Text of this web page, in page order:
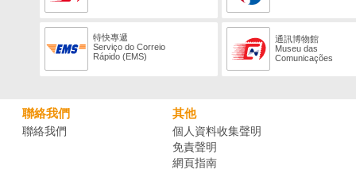
特快專遞
Serviço do Correio
Rápido (EMS)
通訊博物館
Museu das
Comunicações
聯絡我們
聯絡我們
其他
個人資料收集聲明
免責聲明
網頁指南